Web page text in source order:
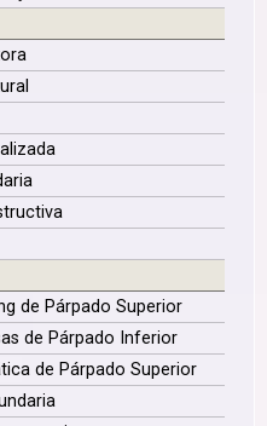
de Párpado Superior
de Párpado Inferior
de Párpado Superior